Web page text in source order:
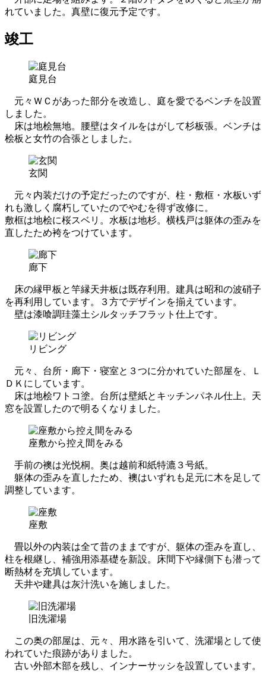
れていました。真壁に復元予定です。
竣工
庭見台
元々ＷＣがあった部分を改造し、庭を愛でるベンチを設置
しました。
床は地桧無地。腰壁はタイルをはがして杉板張。ベンチは
桧板と女竹の合張としました。
玄関
元々内装だけの予定だったのですが、柱・敷框・水板いず
れも激しく腐朽していたのでやむを得ず改修に。
敷框は地桧に桜スベリ。水板は地杉。横桟戸は躯体の歪みを
直したため袴をつけています。
廊下
床の縁甲板と竿縁天井板は既存利用。建具は昭和の波硝子
を再利用しています。３方でデザインを揃えています。
壁は漆喰調珪藻土シルタッチフラット仕上です。
リビング
元々、台所・廊下・寝室と３つに分かれていた部屋を、Ｌ
ＤＫにしています。
床は地桧ワトコ塗。台所は壁紙とキッチンパネル仕上。天
窓を設置したので明るくなりました。
座敷から控え間をみる
手前の襖は光悦桐。奥は越前和紙特漉３号紙。
躯体の歪みを直したため、襖はいずれも足元に木を足して
調整しています。
座敷
畳以外の内装は全て昔のままですが、躯体の歪みを直し、
柱を根継し、補強用添基礎を新設。床間下や縁側下も潜って
断熱材を充填しています。
天井や建具は灰汁洗いを施しました。
旧洗濯場
この奥の部屋は、元々、用水路を引いて、洗濯場として使
われていた痕跡がありました。
古い外部木部を残し、インナーサッシを設置しています。